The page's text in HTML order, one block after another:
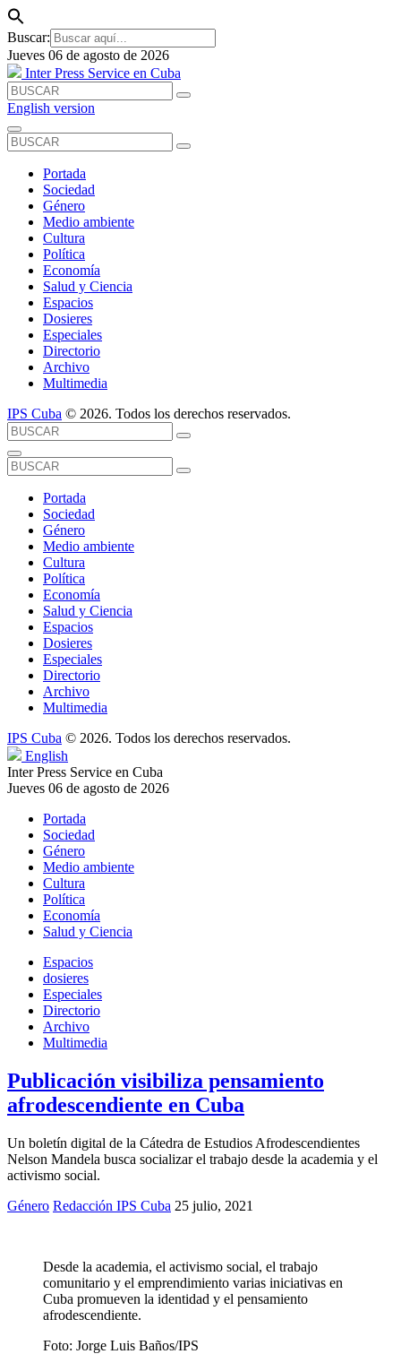
Buscar:
Jueves 06 de agosto de 2026
Inter Press Service en Cuba
English version
Portada
Sociedad
Género
Medio ambiente
Cultura
Política
Economía
Salud y Ciencia
Espacios
Dosieres
Especiales
Directorio
Archivo
Multimedia
IPS Cuba © 2026. Todos los derechos reservados.
Portada
Sociedad
Género
Medio ambiente
Cultura
Política
Economía
Salud y Ciencia
Espacios
Dosieres
Especiales
Directorio
Archivo
Multimedia
IPS Cuba © 2026. Todos los derechos reservados.
English
Inter Press Service en Cuba
Jueves 06 de agosto de 2026
Portada
Sociedad
Género
Medio ambiente
Cultura
Política
Economía
Salud y Ciencia
Espacios
dosieres
Especiales
Directorio
Archivo
Multimedia
Publicación visibiliza pensamiento
afrodescendiente en Cuba
Un boletín digital de la Cátedra de Estudios Afrodescendientes
Nelson Mandela busca socializar el trabajo desde la academia y el
activismo social.
Género Redacción IPS Cuba 25 julio, 2021
Desde la academia, el activismo social, el trabajo
comunitario y el emprendimiento varias iniciativas en
Cuba promueven la identidad y el pensamiento
afrodescendiente.
Foto: Jorge Luis Baños/IPS